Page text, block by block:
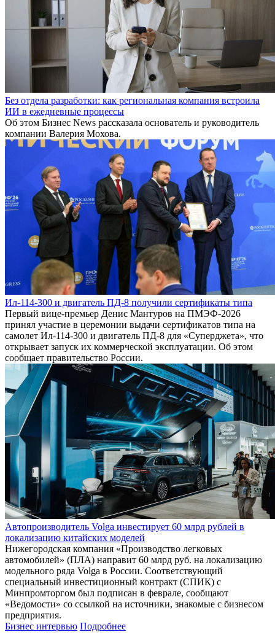
Без отдела разработки: как региональная компания встроила
ИИ в ежедневные процессы
Об этом Бизнес News рассказала основатель и руководитель
компании Валерия Мохова.
Ил-114-300 и двигатель ПД-8 получили сертификаты типа
Первый вице-премьер Денис Мантуров на ПМЭФ-2026
принял участие в церемонии выдачи сертификатов типа на
самолет Ил-114-300 и двигатель ПД-8 для «Суперджета», что
открывает запуск их коммерческой эксплуатации. Об этом
сообщает правительство России.
Автопроизводитель Volga инвестирует 60 млрд рублей в
локализацию китайских моделей
Нижегородская компания «Производство легковых
автомобилей» (ПЛА) направит 60 млрд руб. на локализацию
модельного ряда Volga в России. Соответствующий
специальный инвестиционный контракт (СПИК) с
Минпромторгом был подписан в феврале, сообщают
«Ведомости» со ссылкой на источники, знакомые с бизнесом
предприятия.
Бизнес интервью Подробнее